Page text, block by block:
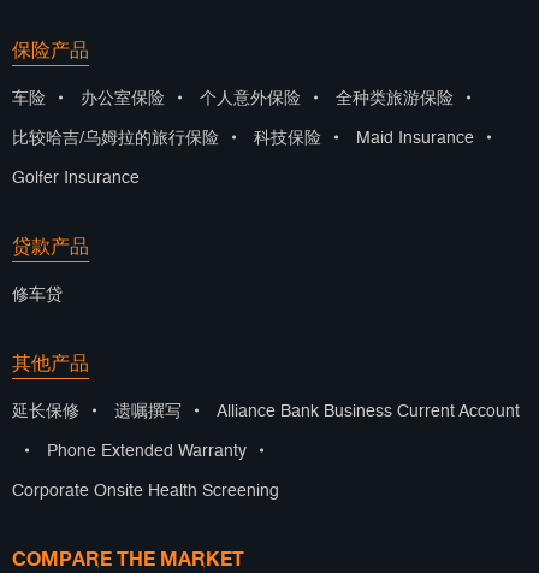
保险产品
车险 • 办公室保险 • 个人意外保险 • 全种类旅游保险 •
比较哈吉/乌姆拉的旅行保险 • 科技保险 • Maid Insurance •
Golfer Insurance
贷款产品
修车贷
其他产品
延长保修 • 遗嘱撰写 • Alliance Bank Business Current Account
• Phone Extended Warranty •
Corporate Onsite Health Screening
COMPARE THE MARKET